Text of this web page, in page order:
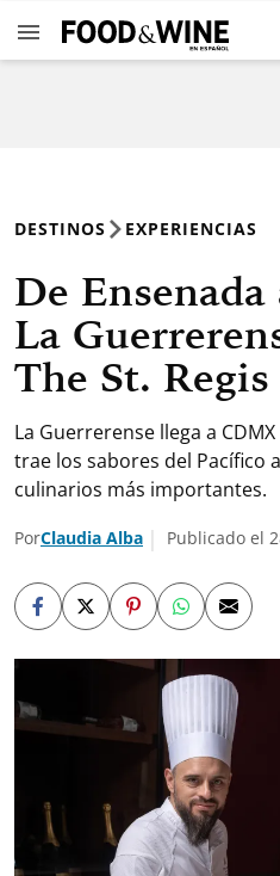
DESTINOS EXPERIENCIAS
De
La
The St.
La Guerrerense llega a
trae los sabores del Pacífico
culinarios más importantes.
PorClaudia Alba Publicado el